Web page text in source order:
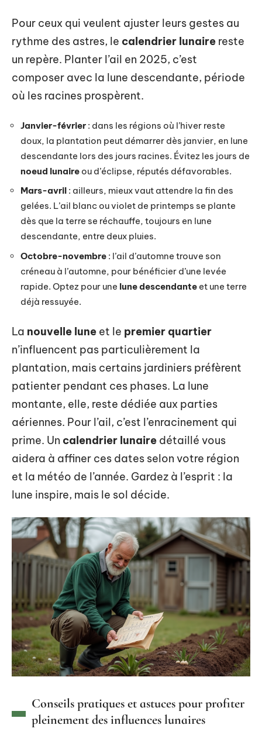
Pour ceux qui veulent ajuster leurs gestes au
rythme des astres, le calendrier lunaire reste
un repère. Planter l’ail en 2025, c’est
composer avec la lune descendante, période
où les racines prospèrent.
Janvier-février : dans les régions où l’hiver reste
doux, la plantation peut démarrer dès janvier, en lune
descendante lors des jours racines. Évitez les jours de
noeud lunaire ou d’éclipse, réputés défavorables.
Mars-avril : ailleurs, mieux vaut attendre la fin des
gelées. L’ail blanc ou violet de printemps se plante
dès que la terre se réchauffe, toujours en lune
descendante, entre deux pluies.
Octobre-novembre : l’ail d’automne trouve son
créneau à l’automne, pour bénéficier d’une levée
rapide. Optez pour une lune descendante et une terre
déjà ressuyée.
La nouvelle lune et le premier quartier
n’influencent pas particulièrement la
plantation, mais certains jardiniers préfèrent
patienter pendant ces phases. La lune
montante, elle, reste dédiée aux parties
aériennes. Pour l’ail, c’est l’enracinement qui
prime. Un calendrier lunaire détaillé vous
aidera à affiner ces dates selon votre région
et la météo de l’année. Gardez à l’esprit : la
lune inspire, mais le sol décide.
Conseils pratiques et astuces pour profiter
pleinement des influences lunaires